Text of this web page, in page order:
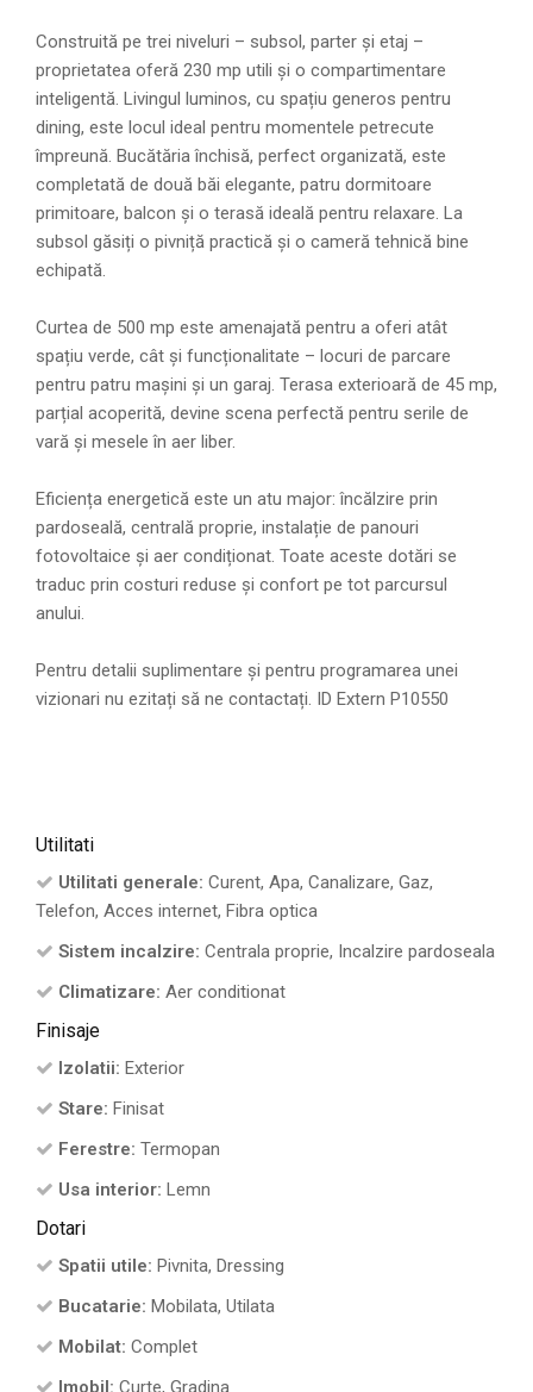
Construită pe trei niveluri – subsol, parter și etaj –
proprietatea oferă 230 mp utili și o compartimentare
inteligentă. Livingul luminos, cu spațiu generos pentru
dining, este locul ideal pentru momentele petrecute
împreună. Bucătăria închisă, perfect organizată, este
completată de două băi elegante, patru dormitoare
primitoare, balcon și o terasă ideală pentru relaxare. La
subsol găsiți o pivniță practică și o cameră tehnică bine
echipată.
Curtea de 500 mp este amenajată pentru a oferi atât
spațiu verde, cât și funcționalitate – locuri de parcare
pentru patru mașini și un garaj. Terasa exterioară de 45 mp,
parțial acoperită, devine scena perfectă pentru serile de
vară și mesele în aer liber.
Eficiența energetică este un atu major: încălzire prin
pardoseală, centrală proprie, instalație de panouri
fotovoltaice și aer condiționat. Toate aceste dotări se
traduc prin costuri reduse și confort pe tot parcursul
anului.
Pentru detalii suplimentare și pentru programarea unei
vizionari nu ezitați să ne contactați. ID Extern P10550
Utilitati
Utilitati generale: Curent, Apa, Canalizare, Gaz,
Telefon, Acces internet, Fibra optica
Sistem incalzire: Centrala proprie, Incalzire pardoseala
Climatizare: Aer conditionat
Finisaje
Izolatii: Exterior
Stare: Finisat
Ferestre: Termopan
Usa interior: Lemn
Dotari
Spatii utile: Pivnita, Dressing
Bucatarie: Mobilata, Utilata
Mobilat: Complet
Imobil: Curte, Gradina